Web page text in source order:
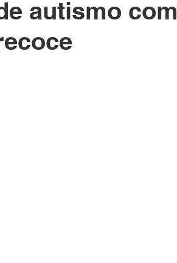
autismo